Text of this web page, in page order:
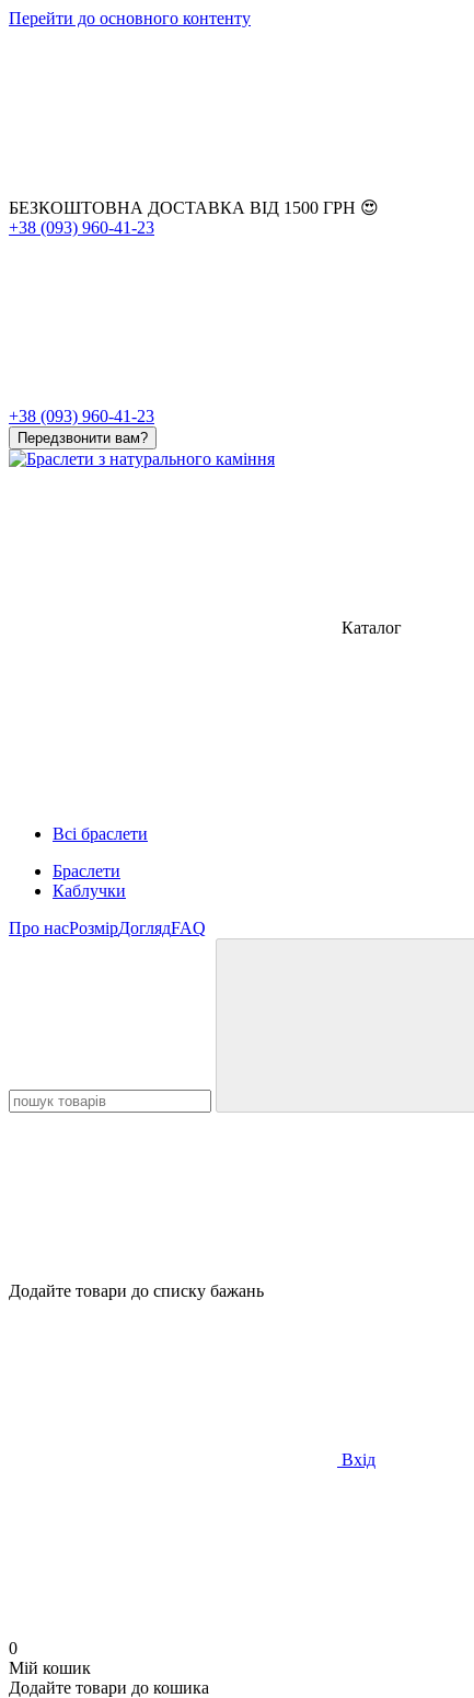
Перейти до основного контенту
БЕЗКОШТОВНА ДОСТАВКА ВІД 1500 ГРН 😍
+38 (093) 960-41-23
+38 (093) 960-41-23
Передзвонити вам?
Каталог
Всі браслети
Браслети
Каблучки
Про насРозмірДоглядFAQ
Додайте товари до списку бажань
Вхід
0
Мій кошик
Додайте товари до кошика